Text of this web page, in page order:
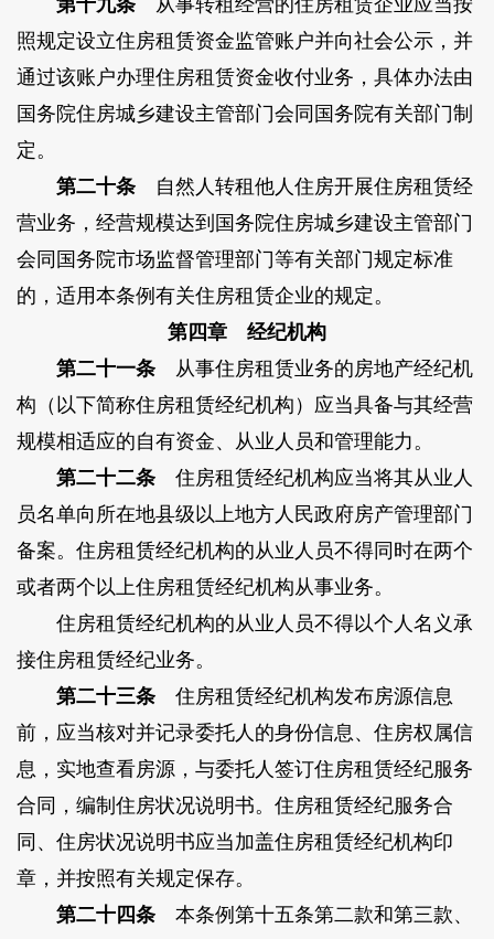
第十九条从事转租经营的住房租赁企业应当按
照规定设立住房租赁资金监管账户并向社会公示，并
通过该账户办理住房租赁资金收付业务，具体办法由
国务院住房城乡建设主管部门会同国务院有关部门制
定。
第二十条自然人转租他人住房开展住房租赁经
营业务，经营规模达到国务院住房城乡建设主管部门
会同国务院市场监督管理部门等有关部门规定标准
的，适用本条例有关住房租赁企业的规定。
第四章 经纪机构
第二十一条从事住房租赁业务的房地产经纪机
构（以下简称住房租赁经纪机构）应当具备与其经营
规模相适应的自有资金、从业人员和管理能力。
第二十二条住房租赁经纪机构应当将其从业人
员名单向所在地县级以上地方人民政府房产管理部门
备案。住房租赁经纪机构的从业人员不得同时在两个
或者两个以上住房租赁经纪机构从事业务。
住房租赁经纪机构的从业人员不得以个人名义承
接住房租赁经纪业务。
第二十三条住房租赁经纪机构发布房源信息
前，应当核对并记录委托人的身份信息、住房权属信
息，实地查看房源，与委托人签订住房租赁经纪服务
合同，编制住房状况说明书。住房租赁经纪服务合
同、住房状况说明书应当加盖住房租赁经纪机构印
章，并按照有关规定保存。
第二十四条本条例第十五条第二款和第三款、